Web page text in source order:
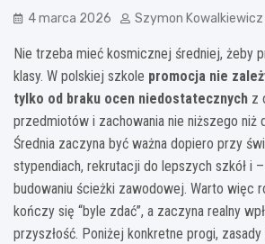
4 marca 2026 Szymon Kowalkiewicz
Nie trzeba mieć kosmicznej średniej, żeby
klasy. W polskiej szkole promocja nie
tylko od braku ocen niedostatecznych z
przedmiotów i zachowania nie niższego niż
Średnia zaczyna być ważna dopiero przy
stypendiach, rekrutacji do lepszych szkół i
budowaniu ścieżki zawodowej. Warto więc
kończy się “byle zdać”, a zaczyna realny
przyszłość. Poniżej konkretne progi,